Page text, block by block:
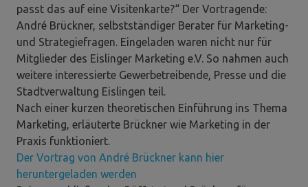
passt das auf eine Visitenkarte?“ Der Vortragende:
André Brückner, selbstständiger Berater für Marketing-
und Strategiefragen. Eingeladen waren nicht nur für
Mitglieder des Eislinger Marketing e.V. So nahmen auch
weitere interessierte Gewerbetreibende, Presse und die
Stadtverwaltung Eislingen teil.
Nach einer kurzen theoretischen Einführung ins Thema
Marketing, erläuterte Brückner wie Marketing in der
Praxis funktioniert.
Der Vortrag von André Brückner kann hier
heruntergeladen werden